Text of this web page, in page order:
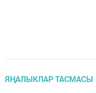
ЯҢАЛЫКЛАР ТАСМАСЫ